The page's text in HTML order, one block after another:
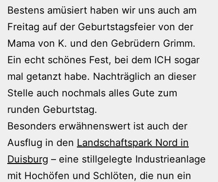
Bestens amüsiert haben wir uns auch am
Freitag auf der Geburtstagsfeier von der
Mama von K. und den Gebrüdern Grimm.
Ein echt schönes Fest, bei dem ICH sogar
mal getanzt habe. Nachträglich an dieser
Stelle auch nochmals alles Gute zum
runden Geburtstag.
Besonders erwähnenswert ist auch der
Ausflug in den Landschaftspark Nord in
Duisburg – eine stillgelegte Industrieanlage
mit Hochöfen und Schlöten, die nun ein